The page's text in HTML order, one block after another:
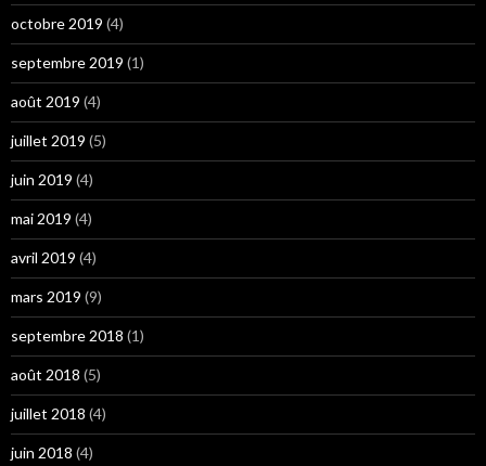
octobre 2019 (4)
septembre 2019 (1)
août 2019 (4)
juillet 2019 (5)
juin 2019 (4)
mai 2019 (4)
avril 2019 (4)
mars 2019 (9)
septembre 2018 (1)
août 2018 (5)
juillet 2018 (4)
juin 2018 (4)